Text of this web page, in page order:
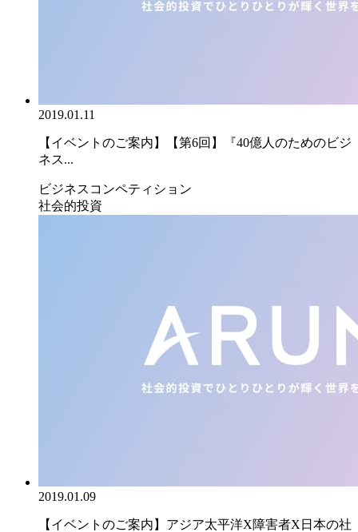
2019.01.11
【イベントのご案内】【第6回】『40億人のためのビジ
ネス...
ビジネスコンペティション
社会的投資
2019.01.09
【イベントのご案内】アジア太平洋X障害者X日本の社